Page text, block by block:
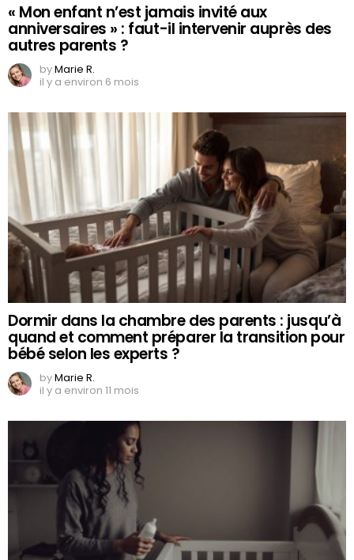
« Mon enfant n’est jamais invité aux
anniversaires » : faut-il intervenir auprès des
autres parents ?
byMarie R.
il y a environ 6 mois
Dormir dans la chambre des parents : jusqu’à
quand et comment préparer la transition pour
bébé selon les experts ?
byMarie R.
il y a environ 11 mois